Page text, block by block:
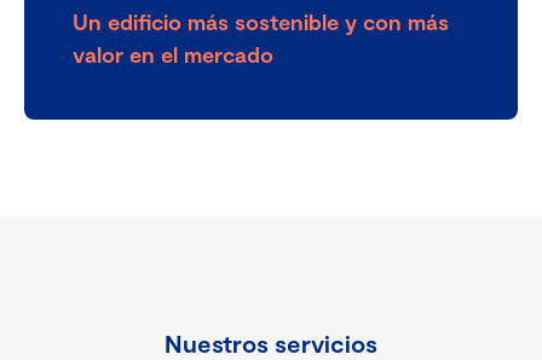
Un edificio más sostenible y con más
valor en el mercado
Nuestros servicios